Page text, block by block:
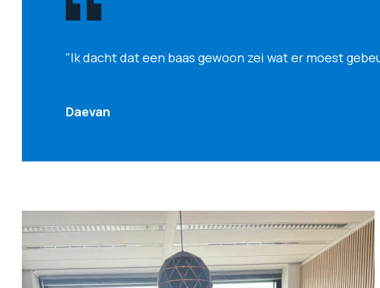
"Ik dacht dat een baas gewoon zei wat er moest
Daevan